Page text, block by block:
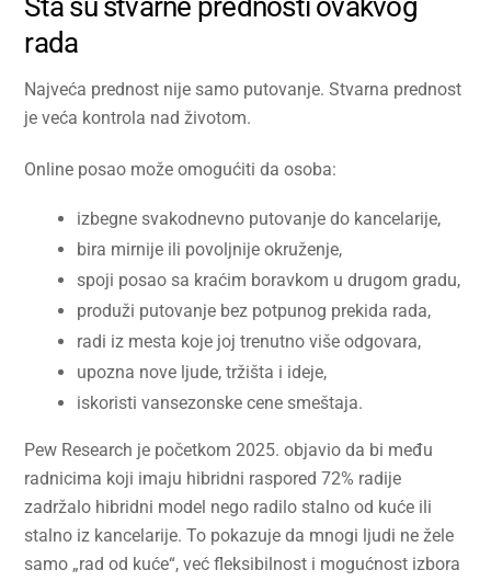
Šta su stvarne prednosti ovakvog
rada
Najveća prednost nije samo putovanje. Stvarna prednost
je veća kontrola nad životom.
Online posao može omogućiti da osoba:
izbegne svakodnevno putovanje do kancelarije,
bira mirnije ili povoljnije okruženje,
spoji posao sa kraćim boravkom u drugom gradu,
produži putovanje bez potpunog prekida rada,
radi iz mesta koje joj trenutno više odgovara,
upozna nove ljude, tržišta i ideje,
iskoristi vansezonske cene smeštaja.
Pew Research je početkom 2025. objavio da bi među
radnicima koji imaju hibridni raspored 72% radije
zadržalo hibridni model nego radilo stalno od kuće ili
stalno iz kancelarije. To pokazuje da mnogi ljudi ne žele
samo „rad od kuće“, već fleksibilnost i mogućnost izbora